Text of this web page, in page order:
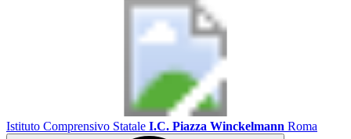
Istituto Comprensivo Statale I.C. Piazza Winckelmann Roma